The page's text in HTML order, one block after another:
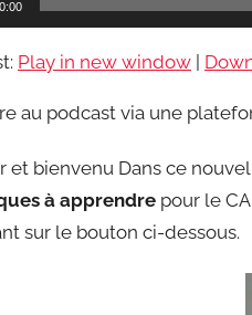
Play in new window
au podcast via une
et bienvenu Dans ce
à apprendre pour le
sur le bouton ci-dessous.